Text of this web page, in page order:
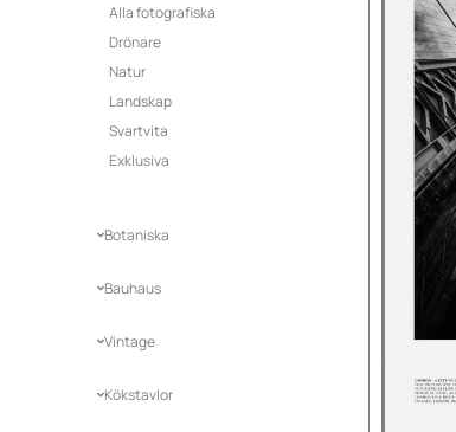
Alla fotografiska
Drönare
Natur
Landskap
Svartvita
Exklusiva
Botaniska
Bauhaus
Vintage
Kökstavlor